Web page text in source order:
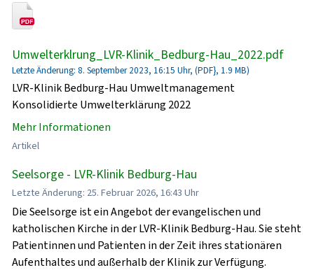
Umwelterklrung_LVR-Klinik_Bedburg-Hau_2022.pdf
Letzte Änderung: 8. September 2023, 16:15 Uhr, (PDF}, 1.9 MB)
LVR-Klinik Bedburg-Hau Umweltmanagement
Konsolidierte Umwelterklärung 2022
Mehr Informationen
Artikel
Seelsorge - LVR-Klinik Bedburg-Hau
Letzte Änderung: 25. Februar 2026, 16:43 Uhr
Die Seelsorge ist ein Angebot der evangelischen und
katholischen Kirche in der LVR-Klinik Bedburg-Hau. Sie steht
Patientinnen und Patienten in der Zeit ihres stationären
Aufenthaltes und außerhalb der Klinik zur Verfügung.